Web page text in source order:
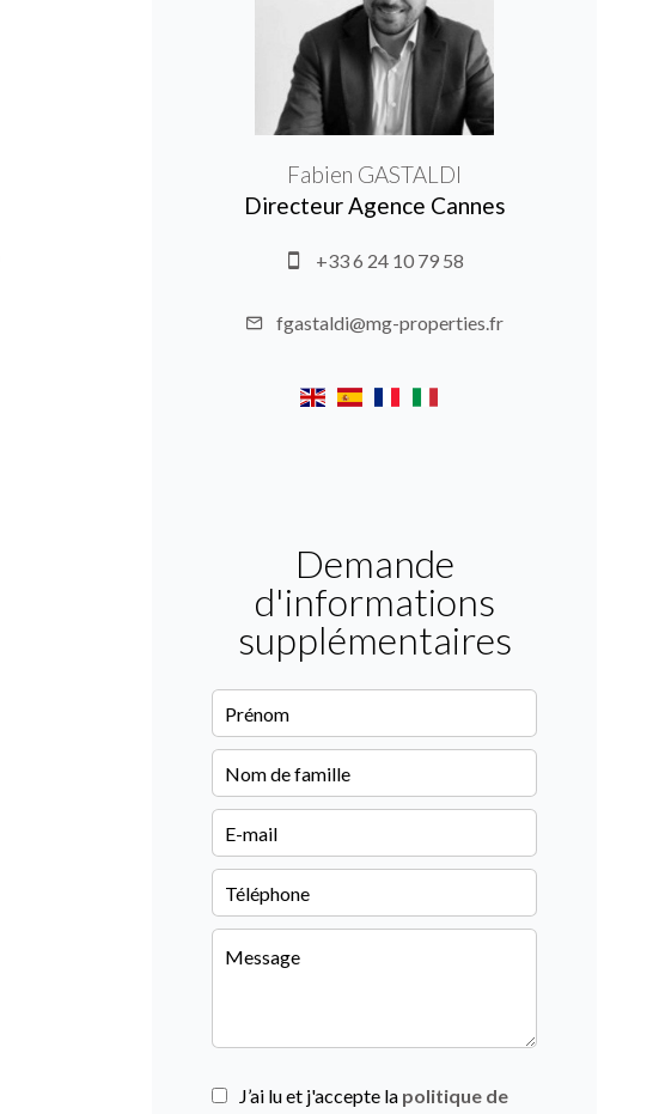
Fabien GASTALDI
Directeur Agence Cannes
+33 6 24 10 79 58
fgastaldi@mg-properties.fr
Demande
d'informations
supplémentaires
J’ai lu et j'accepte la politique de